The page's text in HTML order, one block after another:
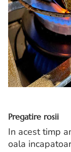
Pregatire rosii
In acest timp
oala